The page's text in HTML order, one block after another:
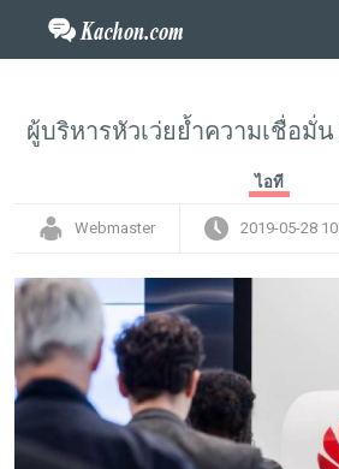
ผู้บริหารหัวเว่ยย้ำความเชื่อมั่น
ไอที
Webmaster 2019-05-28